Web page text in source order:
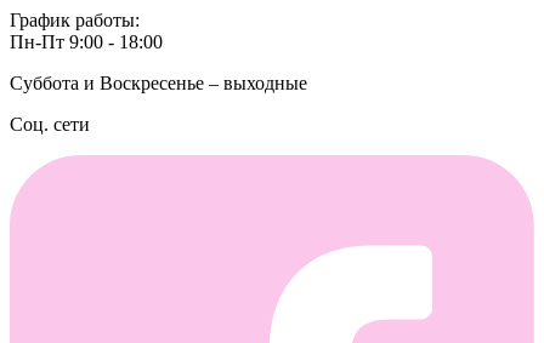
График работы:
Пн-Пт 9:00 - 18:00
Суббота и Воскресенье – выходные
Соц. сети